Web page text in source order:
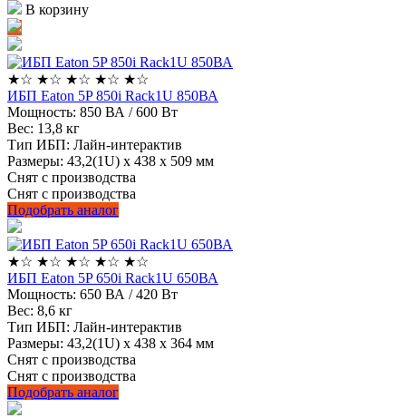
В корзину
★☆ ★☆ ★☆ ★☆ ★☆
ИБП Eaton 5P 850i Rack1U 850ВА
Мощность: 850 ВА / 600 Вт
Вес: 13,8 кг
Тип ИБП: Лайн-интерактив
Размеры: 43,2(1U) х 438 х 509 мм
Снят с производства
Снят с производства
Подобрать аналог
★☆ ★☆ ★☆ ★☆ ★☆
ИБП Eaton 5P 650i Rack1U 650ВА
Мощность: 650 ВА / 420 Вт
Вес: 8,6 кг
Тип ИБП: Лайн-интерактив
Размеры: 43,2(1U) х 438 х 364 мм
Снят с производства
Снят с производства
Подобрать аналог